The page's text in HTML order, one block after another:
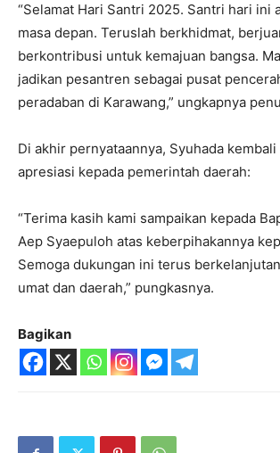
“Selamat Hari Santri 2025. Santri hari ini
masa depan. Teruslah berkhidmat,
berkontribusi untuk kemajuan bangsa.
jadikan pesantren sebagai pusat
peradaban di Karawang,” ungkapnya
Di akhir pernyataannya, Syuhada
apresiasi kepada pemerintah daerah:
“Terima kasih kami sampaikan kepada
Aep Syaepuloh atas keberpihakannya
Semoga dukungan ini terus
umat dan daerah,” pungkasnya.
Bagikan